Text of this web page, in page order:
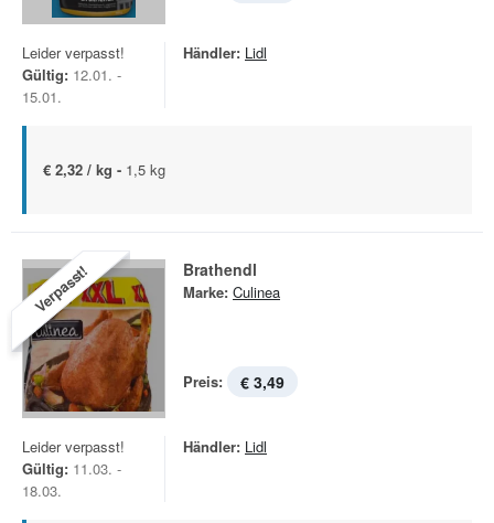
Leider verpasst!
Gültig: 12.01. -
15.01.
Händler: Lidl
€ 2,32 / kg - 1,5 kg
Verpasst! Brathendl
Marke: Culinea
Preis: € 3,49
Leider verpasst!
Gültig: 11.03. -
18.03.
Händler: Lidl